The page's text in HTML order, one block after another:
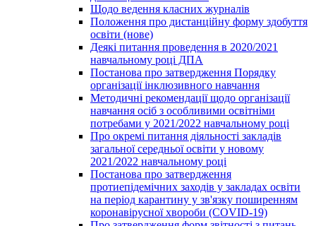
Щодо ведення класних журналів
Положення про дистанційну форму здобуття
освіти (нове)
Деякі питання проведення в 2020/2021
навчальному році ДПА
Постанова про затвердження Порядку
організації інклюзивного навчання
Методичні рекомендації щодо організації
навчання осіб з особливими освітніми
потребами у 2021/2022 навчальному році
Про окремі питання діяльності закладів
загальної середньої освіти у новому
2021/2022 навчальному році
Постанова про затвердження
протиепідемічних заходів у закладах освіти
на період карантину у зв'язку поширенням
коронавірусної хвороби (COVID-19)